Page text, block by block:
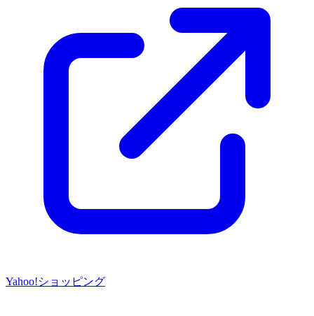
Yahoo!ショッピング